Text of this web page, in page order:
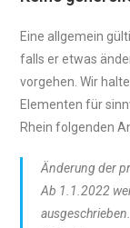
Eine allgemein
falls er etwas
vorgehen. Wir
Elementen für
Rhein folgenden
Änderung der
Ab 1.1.2022